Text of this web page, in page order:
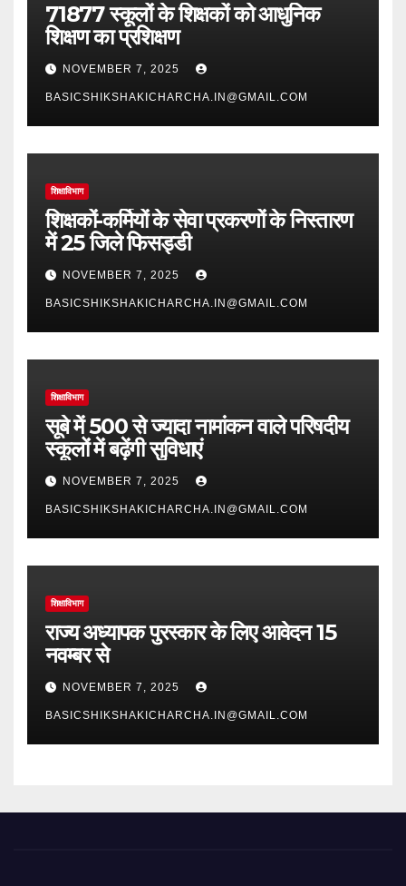
71877 स्कूलों के शिक्षकों को आधुनिक
शिक्षण का प्रशिक्षण
NOVEMBER 7, 2025
BASICSHIKSHAKICHARCHA.IN@GMAIL.COM
शिक्षाविभाग
शिक्षकों-कर्मियों के सेवा प्रकरणों के निस्तारण
में 25 जिले फिसड्डी
NOVEMBER 7, 2025
BASICSHIKSHAKICHARCHA.IN@GMAIL.COM
शिक्षाविभाग
सूबे में 500 से ज्यादा नामांकन वाले परिषदीय
स्कूलों में बढ़ेंगी सुविधाएं
NOVEMBER 7, 2025
BASICSHIKSHAKICHARCHA.IN@GMAIL.COM
शिक्षाविभाग
राज्य अध्यापक पुरस्कार के लिए आवेदन 15
नवम्बर से
NOVEMBER 7, 2025
BASICSHIKSHAKICHARCHA.IN@GMAIL.COM